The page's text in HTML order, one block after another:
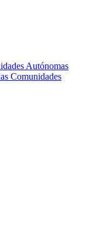
Autónomas
Comunidades